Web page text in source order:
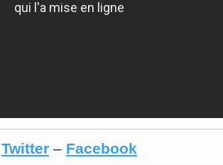
Twitter – Facebook